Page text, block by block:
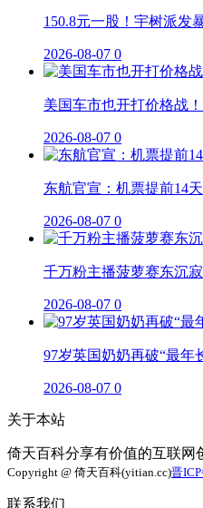
150.8元一股！宇树派发
2026-08-07 0
美国车市也开打价格战
2026-08-07 0
东航官宣：机票提前14
2026-08-07 0
千万粉主播菠萝赛东沉
2026-08-07 0
97岁英国奶奶再破“最年
2026-08-07 0
关于本站
倚天百科分享有价值的互联网
Copyright @ 倚天百科(yitian.cc)晋
联系我们